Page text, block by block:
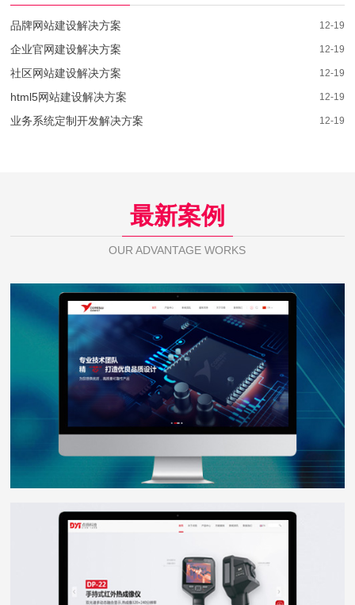
品牌网站建设解决方案 12-19
企业官网建设解决方案 12-19
社区网站建设解决方案 12-19
html5网站建设解决方案 12-19
业务系统定制开发解决方案 12-19
最新案例
OUR ADVANTAGE WORKS
芯佰微电子
点扬科技
WEB DESIGN